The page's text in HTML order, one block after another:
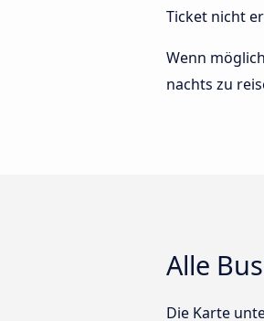
Ticket nicht
Wenn
nachts zu
Alle
Die Karte